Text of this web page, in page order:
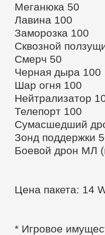
Меганюка 50
Лавина 100
Заморозка 100
Сквозной
Смерч 50
Черная дыра 100
Шар огня 100
Нейтрализатор
Телепорт 100
Сумасшедший
Зонд поддержки
Боевой дрон МЛ
Цена пакета: 14
* Игровое